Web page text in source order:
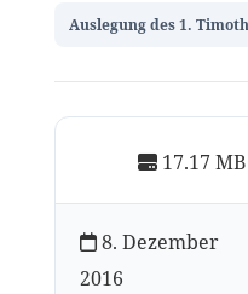
Auslegung des 1.
17.17 MB
8. Dezember
2016